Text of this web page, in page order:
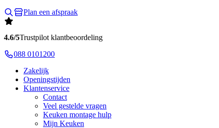
Plan een afspraak
4.6/5Trustpilot klantbeoordeling
088 0101200
Zakelijk
Openingstijden
Klantenservice
Contact
Veel gestelde vragen
Keuken montage hulp
Mijn Keuken